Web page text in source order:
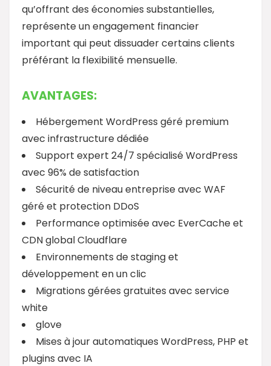
qu’offrant des économies substantielles,
représente un engagement financier
important qui peut dissuader certains clients
préférant la flexibilité mensuelle.
AVANTAGES:
Hébergement WordPress géré premium
avec infrastructure dédiée
Support expert 24/7 spécialisé WordPress
avec 96% de satisfaction
Sécurité de niveau entreprise avec WAF
géré et protection DDoS
Performance optimisée avec EverCache et
CDN global Cloudflare
Environnements de staging et
développement en un clic
Migrations gérées gratuites avec service
white
glove
Mises à jour automatiques WordPress, PHP et
plugins avec IA